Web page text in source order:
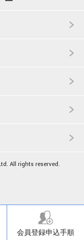
会員登録申込手順
All rights reserved.